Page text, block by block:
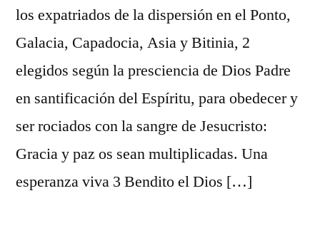
los expatriados de la dispersión en el Ponto,
Galacia, Capadocia, Asia y Bitinia, 2
elegidos según la presciencia de Dios Padre
en santificación del Espíritu, para obedecer y
ser rociados con la sangre de Jesucristo:
Gracia y paz os sean multiplicadas. Una
esperanza viva 3 Bendito el Dios […]